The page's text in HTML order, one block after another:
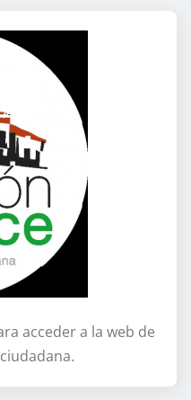
acceder a la web de